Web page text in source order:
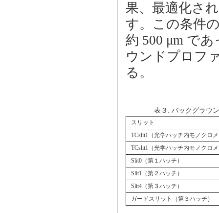
果、最適化さ
す。この条件
約 500 μm で
ウンドプロフ
る。
表３. バックグラウ
スリット
TCslit1（光学ハッチ内モノクロ
TCslit1（光学ハッチ内モノクロ
Slit0（第１ハッチ）
Slit1（第２ハッチ）
Slit4（第３ハッチ）
ガードスリット（第３ハッチ）